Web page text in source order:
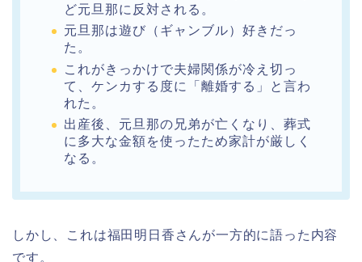
ど元旦那に反対される。
元旦那は遊び（ギャンブル）好きだっ
た。
これがきっかけで夫婦関係が冷え切っ
て、ケンカする度に「離婚する」と言わ
れた。
出産後、元旦那の兄弟が亡くなり、葬式
に多大な金額を使ったため家計が厳しく
なる。
しかし、これは福田明日香さんが一方的に語った内容
です。